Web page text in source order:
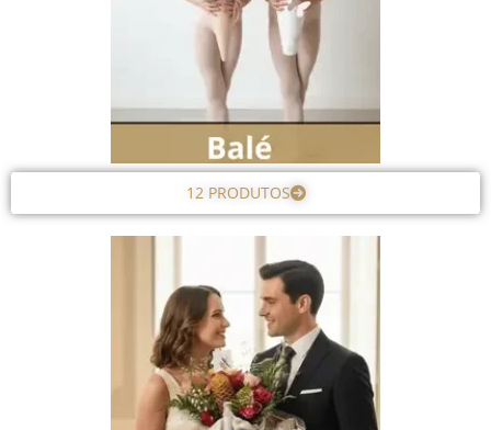
12 PRODUTOS